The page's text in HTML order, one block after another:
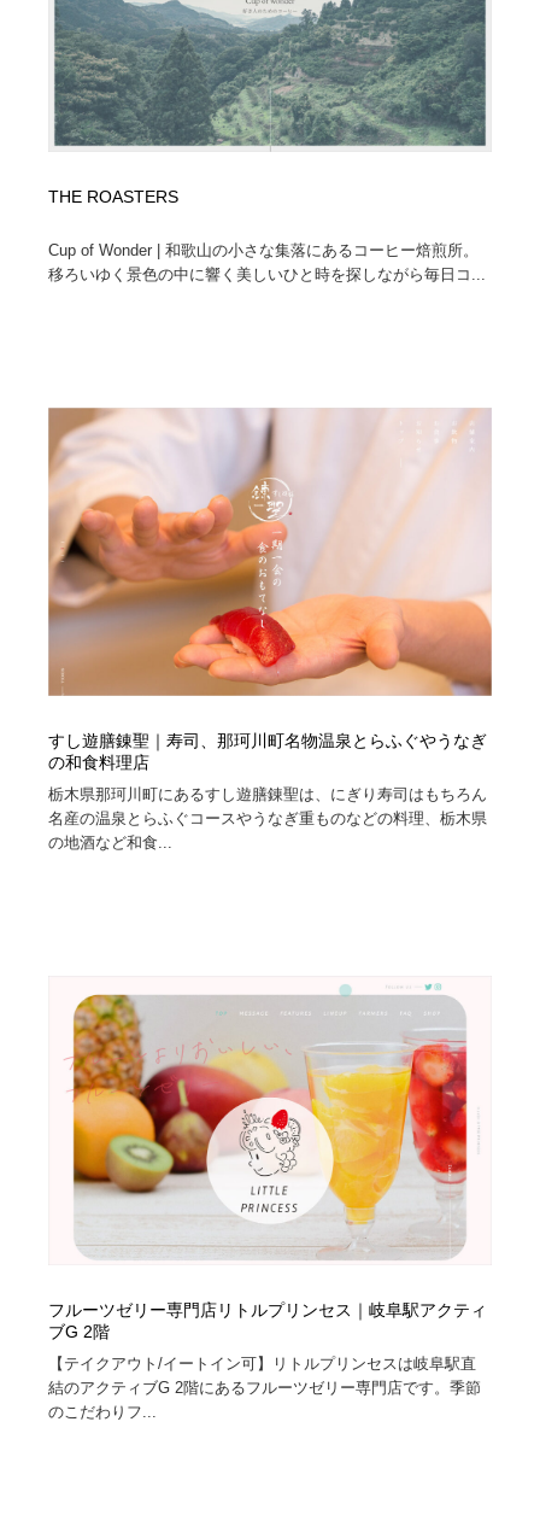
THE ROASTERS
Cup of Wonder | 和歌山の小さな集落にあるコーヒー焙煎所。
移ろいゆく景色の中に響く美しいひと時を探しながら毎日コ...
すし遊膳錬聖｜寿司、那珂川町名物温泉とらふぐやうなぎ
の和食料理店
栃木県那珂川町にあるすし遊膳錬聖は、にぎり寿司はもちろん
名産の温泉とらふぐコースやうなぎ重ものなどの料理、栃木県
の地酒など和食...
フルーツゼリー専門店リトルプリンセス｜岐阜駅アクティ
ブG 2階
【テイクアウト/イートイン可】リトルプリンセスは岐阜駅直
結のアクティブG 2階にあるフルーツゼリー専門店です。季節
のこだわりフ...